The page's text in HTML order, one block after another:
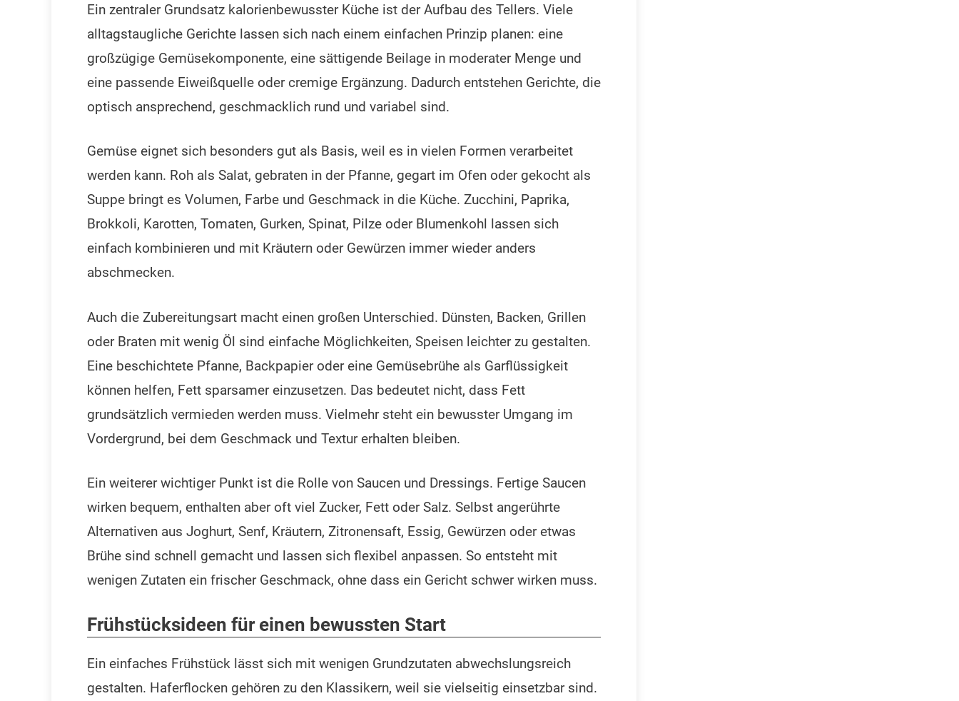
Ein zentraler Grundsatz kalorienbewusster Küche ist der Aufbau des Tellers. Viele
alltagstaugliche Gerichte lassen sich nach einem einfachen Prinzip planen: eine
großzügige Gemüsekomponente, eine sättigende Beilage in moderater Menge und
eine passende Eiweißquelle oder cremige Ergänzung. Dadurch entstehen Gerichte, die
optisch ansprechend, geschmacklich rund und variabel sind.
Gemüse eignet sich besonders gut als Basis, weil es in vielen Formen verarbeitet
werden kann. Roh als Salat, gebraten in der Pfanne, gegart im Ofen oder gekocht als
Suppe bringt es Volumen, Farbe und Geschmack in die Küche. Zucchini, Paprika,
Brokkoli, Karotten, Tomaten, Gurken, Spinat, Pilze oder Blumenkohl lassen sich
einfach kombinieren und mit Kräutern oder Gewürzen immer wieder anders
abschmecken.
Auch die Zubereitungsart macht einen großen Unterschied. Dünsten, Backen, Grillen
oder Braten mit wenig Öl sind einfache Möglichkeiten, Speisen leichter zu gestalten.
Eine beschichtete Pfanne, Backpapier oder eine Gemüsebrühe als Garflüssigkeit
können helfen, Fett sparsamer einzusetzen. Das bedeutet nicht, dass Fett
grundsätzlich vermieden werden muss. Vielmehr steht ein bewusster Umgang im
Vordergrund, bei dem Geschmack und Textur erhalten bleiben.
Ein weiterer wichtiger Punkt ist die Rolle von Saucen und Dressings. Fertige Saucen
wirken bequem, enthalten aber oft viel Zucker, Fett oder Salz. Selbst angerührte
Alternativen aus Joghurt, Senf, Kräutern, Zitronensaft, Essig, Gewürzen oder etwas
Brühe sind schnell gemacht und lassen sich flexibel anpassen. So entsteht mit
wenigen Zutaten ein frischer Geschmack, ohne dass ein Gericht schwer wirken muss.
Frühstücksideen für einen bewussten Start
Ein einfaches Frühstück lässt sich mit wenigen Grundzutaten abwechslungsreich
gestalten. Haferflocken gehören zu den Klassikern, weil sie vielseitig einsetzbar sind.